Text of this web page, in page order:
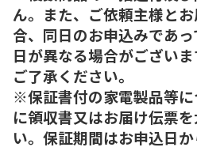
ん。また、ご依頼主様と
合、同日のお申込みであ
日が異なる場合がござい
ご了承ください。
※保証書付の家電製品等
に領収書又はお届け伝票
い。保証期間はお申込日か